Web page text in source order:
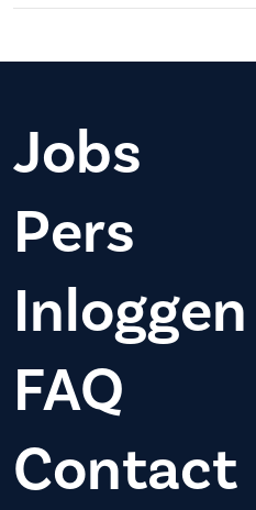
Jobs
Pers
Inloggen
FAQ
Contact